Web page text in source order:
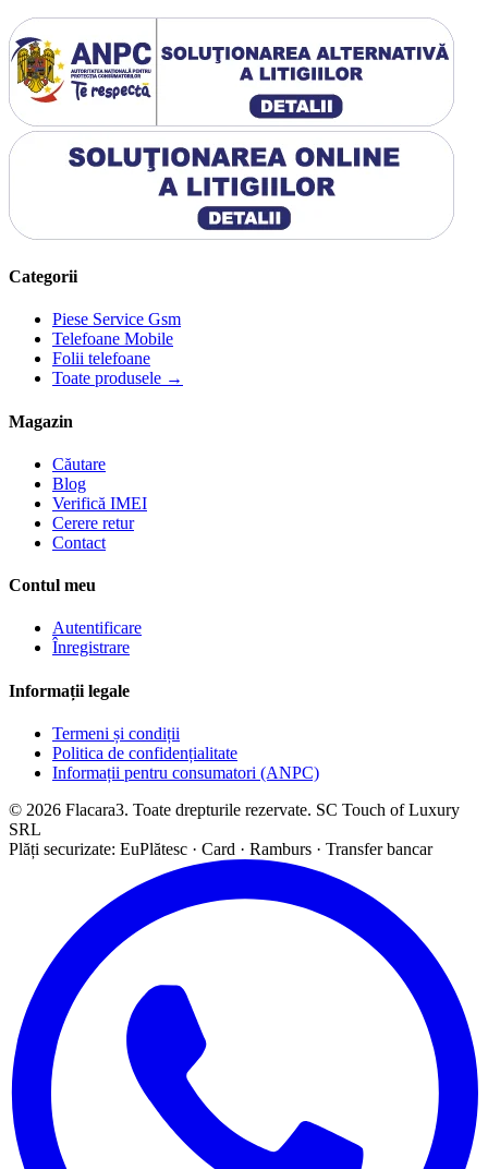
Categorii
Piese Service Gsm
Telefoane Mobile
Folii telefoane
Toate produsele →
Magazin
Căutare
Blog
Verifică IMEI
Cerere retur
Contact
Contul meu
Autentificare
Înregistrare
Informații legale
Termeni și condiții
Politica de confidențialitate
Informații pentru consumatori (ANPC)
© 2026 Flacara3. Toate drepturile rezervate. SC Touch of Luxury
SRL
Plăți securizate: EuPlătesc · Card · Ramburs · Transfer bancar